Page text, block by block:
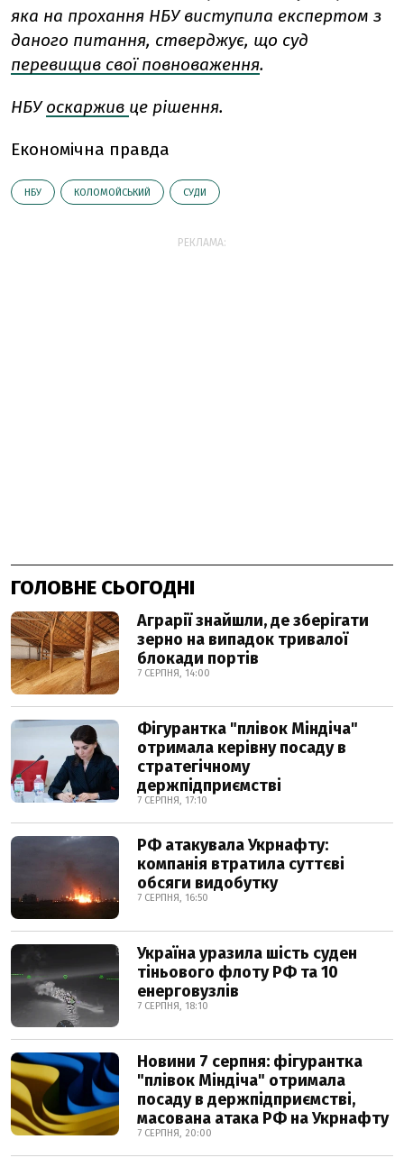
яка на прохання НБУ виступила експертом з
даного питання, стверджує, що суд
перевищив свої повноваження.
НБУоскаржив це рішення.
Економічна правда
НБУ КОЛОМОЙСЬКИЙ СУДИ
РЕКЛАМА:
ГОЛОВНЕ СЬОГОДНІ
Аграрії знайшли, де зберігати
зерно на випадок тривалої
блокади портів
7 СЕРПНЯ, 14:00
Фігурантка "плівок Міндіча"
отримала керівну посаду в
стратегічному
держпідприємстві
7 СЕРПНЯ, 17:10
РФ атакувала Укрнафту:
компанія втратила суттєві
обсяги видобутку
7 СЕРПНЯ, 16:50
Україна уразила шість суден
тіньового флоту РФ та 10
енерговузлів
7 СЕРПНЯ, 18:10
Новини 7 серпня: фігурантка
"плівок Міндіча" отримала
посаду в держпідприємстві,
масована атака РФ на Укрнафту
7 СЕРПНЯ, 20:00